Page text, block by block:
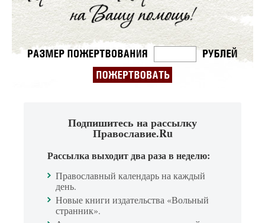
Подпишитесь на рассылку
Православие.Ru
Рассылка выходит два раза в неделю:
Православный календарь на каждый
день.
Новые книги издательства «Вольный
странник».